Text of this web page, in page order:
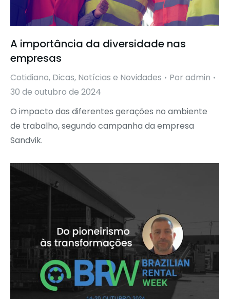
A importância da diversidade nas
empresas
Cotidiano, Dicas, Notícias e Novidades Por admin
30 de outubro de 2024
O impacto das diferentes gerações no ambiente
de trabalho, segundo campanha da empresa
Sandvik.